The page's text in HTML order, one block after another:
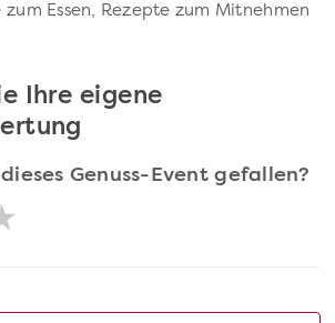
zum Essen, Rezepte zum Mitnehmen
Ihre eigene
Genuss-Event gefallen?